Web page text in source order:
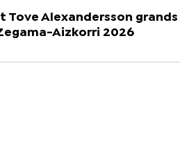
Tove Alexandersson grands
Aizkorri 2026